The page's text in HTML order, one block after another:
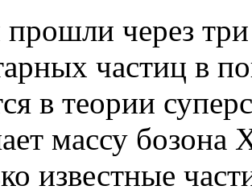
через
частиц в
в теории
массу бозона
известные